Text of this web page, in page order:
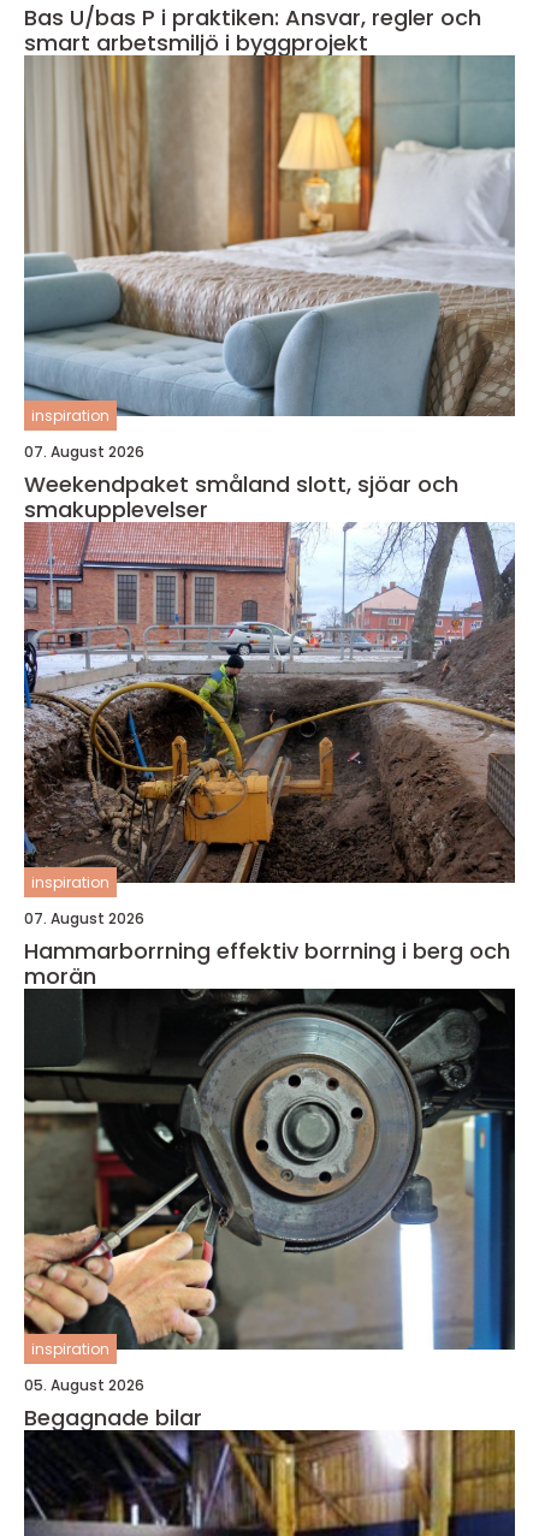
Bas U/bas P i praktiken: Ansvar, regler och
smart arbetsmiljö i byggprojekt
inspiration
07. August 2026
Weekendpaket småland slott, sjöar och
smakupplevelser
inspiration
07. August 2026
Hammarborrning effektiv borrning i berg och
morän
inspiration
05. August 2026
Begagnade bilar